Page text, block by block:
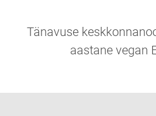
Tänavuse
aastane vegan